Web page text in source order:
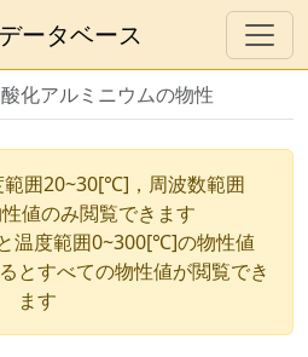
ータベース
酸化アルミニウムの物性
範囲20~30[℃]，周波数範囲
値のみ閲覧できます
温度範囲0~300[℃]の物性値
とすべての物性値が閲覧でき
ます